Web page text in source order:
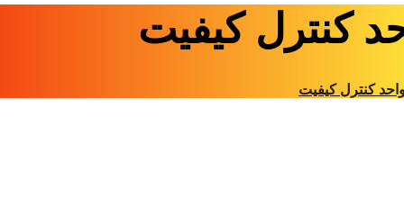
کنترل کیفیت
کنترل کیفیت